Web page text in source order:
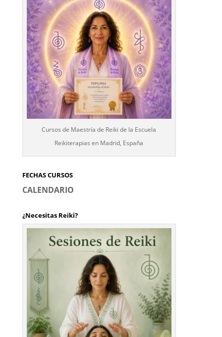
Cursos de Maestría de Reiki de la Escuela
Reikiterapias en Madrid, España
FECHAS CURSOS
CALENDARIO
¿Necesitas Reiki?